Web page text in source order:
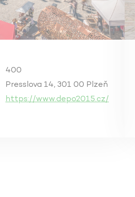
400
Presslova 14, 301 00 Plzeň
https://www.depo2015.cz/